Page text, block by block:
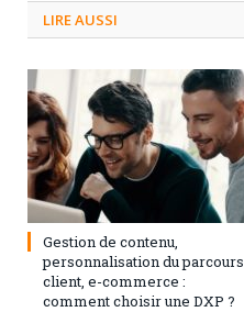
LIRE AUSSI
3 septembre 2024
Gestion de contenu,
personnalisation du parcours
client, e-commerce :
comment choisir une DXP ?